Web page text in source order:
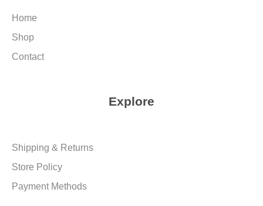
Home
Shop
Contact
Explore
Shipping & Returns
Store Policy
Payment Methods